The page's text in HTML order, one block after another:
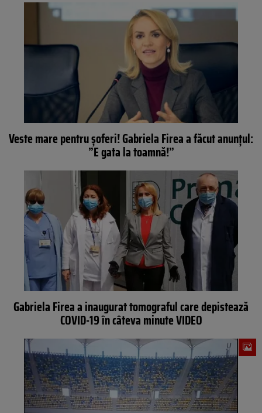
Veste mare pentru șoferi! Gabriela Firea a făcut anunțul:
”E gata la toamnă!”
Gabriela Firea a inaugurat tomograful care depistează
COVID-19 în câteva minute VIDEO